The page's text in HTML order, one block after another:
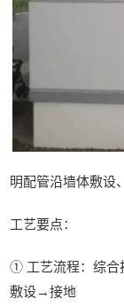
明配管沿墙体敷设
工艺要点：
① 工艺流程：综
敷设→接地